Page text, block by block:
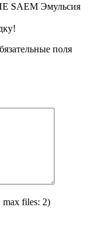
SAEM Эмульсия
поля
files: 2)